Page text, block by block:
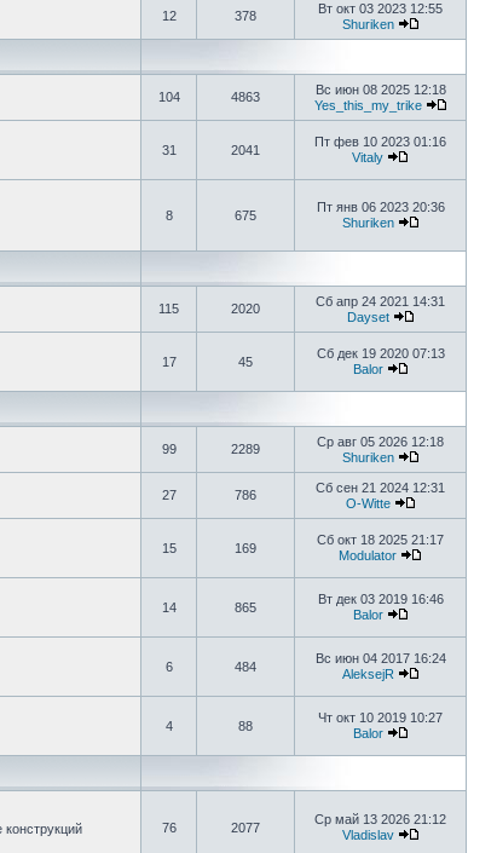
12 378
Вт окт 03 2023 12:55
Shuriken
104 4863
Вс июн 08 2025 12:18
Yes_this_my_trike
31 2041
Пт фев 10 2023 01:16
Vitaly
8 675
Пт янв 06 2023 20:36
Shuriken
115 2020
Сб апр 24 2021 14:31
Dayset
17 45
Сб дек 19 2020 07:13
Balor
99 2289
Ср авг 05 2026 12:18
Shuriken
27 786
Сб сен 21 2024 12:31
O-Witte
15 169
Сб окт 18 2025 21:17
Modulator
14 865
Вт дек 03 2019 16:46
Balor
6 484
Вс июн 04 2017 16:24
AleksejR
4 88
Чт окт 10 2019 10:27
Balor
76 2077
Ср май 13 2026 21:12
Vladislav